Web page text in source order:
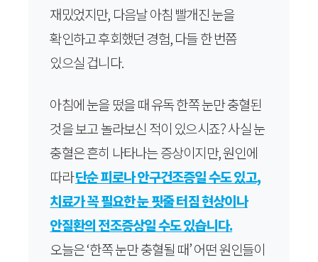
재밌었지만, 다음날 아침 빨개진 눈을
확인하고 후회했던 경험, 다들 한 번쯤
있으실 겁니다.
아침에 눈을 떴을 때 유독 한쪽 눈만 충혈된
것을 보고 놀라보신 적이 있으시죠? 사실 눈
충혈은 흔히 나타나는 증상이지만, 원인에
따라단순 피로나 안구건조증일 수도 있고,
치료가 꼭 필요한 눈 핏줄 터짐 현상이나
안질환의 전조증상일 수도 있습니다.
오늘은 ‘한쪽 눈만 충혈될 때’ 어떤 원인들이